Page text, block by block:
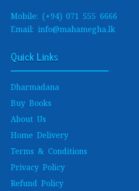
Mobile: (+94) 071 555 6666
Email: info@mahamegha.lk
Quick Links
Dharmadana
Buy Books
About Us
Home Delivery
Terms & Conditions
Privacy Policy
Refund Policy